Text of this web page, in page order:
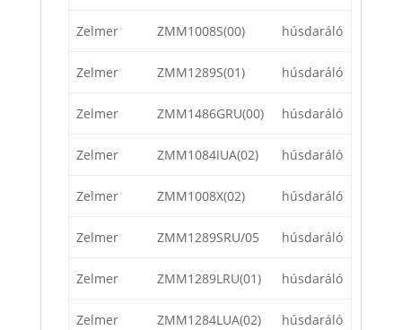
Zelmer ZMM1008S(00) húsdaráló
Zelmer ZMM1289S(01) húsdaráló
Zelmer ZMM1486GRU(00) húsdaráló
Zelmer ZMM1084IUA(02) húsdaráló
Zelmer ZMM1008X(02) húsdaráló
Zelmer ZMM1289SRU/05 húsdaráló
Zelmer ZMM1289LRU(01) húsdaráló
Zelmer ZMM1284LUA(02) húsdaráló